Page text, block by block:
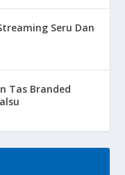
Seru Dan
Tas Branded